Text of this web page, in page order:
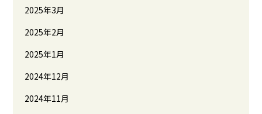
2025年3月
2025年2月
2025年1月
2024年12月
2024年11月